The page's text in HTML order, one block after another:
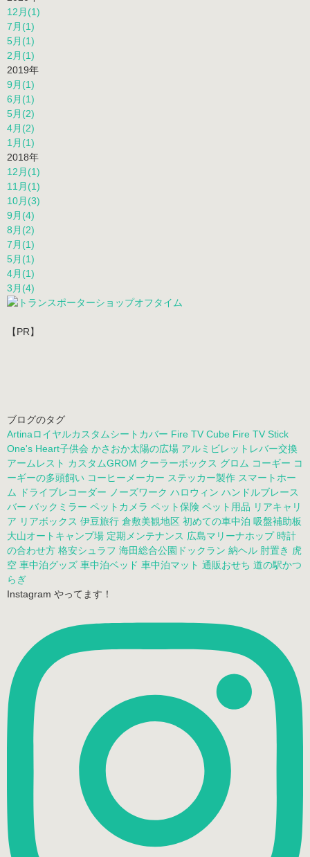
6月(1)
4月(1)
3月(1)
1月(1)
2020年
12月(1)
7月(1)
5月(1)
2月(1)
2019年
9月(1)
6月(1)
5月(2)
4月(2)
1月(1)
2018年
12月(1)
11月(1)
10月(3)
9月(4)
8月(2)
5月(1)
ブログのタグ
Artinaロイヤルカスタムシートカバー Fire TV Cube Fire TV Stick
One's Heart子供会 かさおか太陽の広場 アルミビレットレバー交換
アームレスト カスタムGROM クーラーボックス グロム コーギー
ーギーの多頭飼い コーヒーメーカー ステッカー製作 スマートホー
ム ドライブレコーダー ノーズワーク ハロウィン ハンドルブレース
バー
ア リアボックス 伊豆旅行
格安シュラフ 海田総合公園ドックラン 納ヘル
車中泊グッズ
道の駅かつ
らぎ
Instagram やってます！